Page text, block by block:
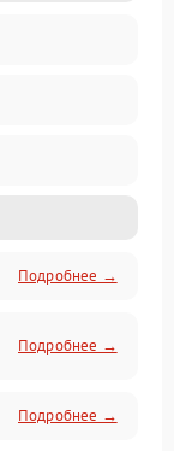
Подробнее →
Подробнее →
Подробнее →